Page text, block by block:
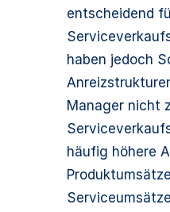
entscheidend
haben jedoch
Manager nicht
häufig höhere